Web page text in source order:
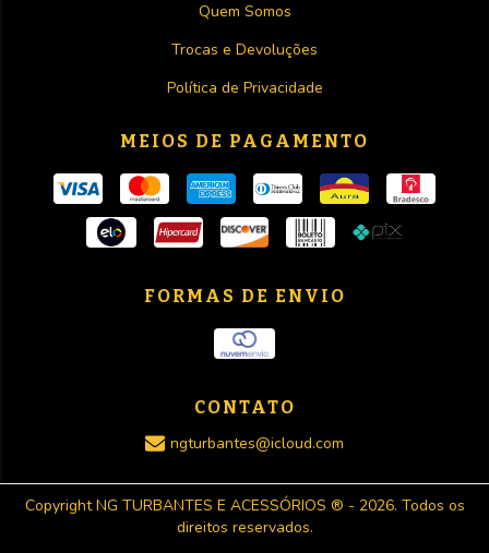
Quem Somos
Trocas e Devoluções
Política de Privacidade
MEIOS DE PAGAMENTO
FORMAS DE ENVIO
CONTATO
ngturbantes@icloud.com
Copyright NG TURBANTES E ACESSÓRIOS ® - 2026. Todos os
direitos reservados.